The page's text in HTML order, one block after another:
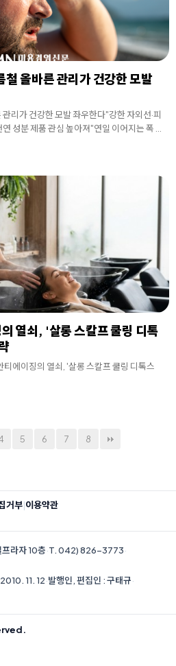
올바른 관리가 건강한 모발
리가 건강한 모발 좌우한다"강한 자외선·피
성분 제품 관심 높아져"연일 이어지는 폭 . .
열쇠, '살롱 스칼프 쿨링 디톡
5 6 7 8
거부|이용약관
라자 10층·T. 042) 826-3773·
11. 12·발행인, 편집인 : 구태규·